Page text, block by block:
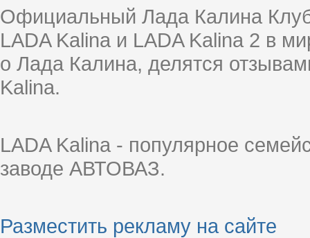
Официальный Лада Калина
LADA Kalina и LADA Kalina 2 в
о Лада Калина, делятся
Kalina.
LADA Kalina - популярное
заводе АВТОВАЗ.
Разместить рекламу на сайте